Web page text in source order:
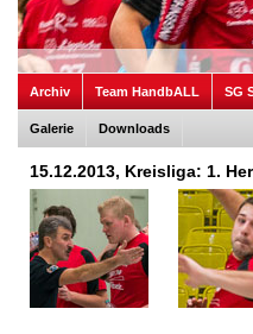
Archiv Team HandbALL SG
Galerie Downloads
15.12.2013, Kreisliga: 1.